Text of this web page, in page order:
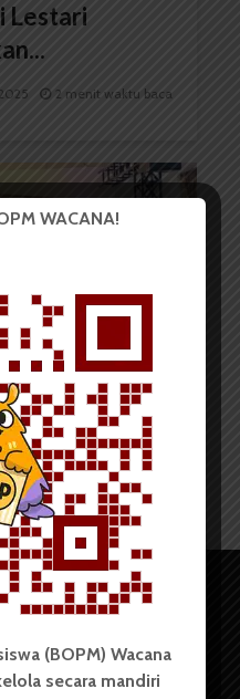
Lestari
2 menit waktu baca
Lestari Gelar
Pemerintah...
2 menit waktu baca
WACANA!
(BOPM) Wacana
secara mandiri